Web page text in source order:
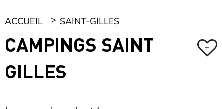
ACCUEIL SAINT-GILLES
CAMPINGS SAINT
GILLES
+